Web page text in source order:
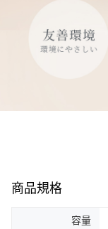
商品規格
容量